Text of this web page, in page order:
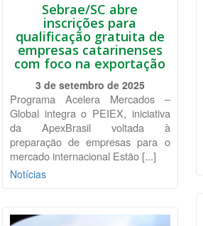
Sebrae/SC abre
inscrições para
qualificação gratuita de
empresas catarinenses
com foco na exportação
3 de setembro de 2025
Programa Acelera Mercados –
Global integra o PEIEX, iniciativa
da ApexBrasil voltada à
preparação de empresas para o
mercado internacional Estão [...]
Notícias